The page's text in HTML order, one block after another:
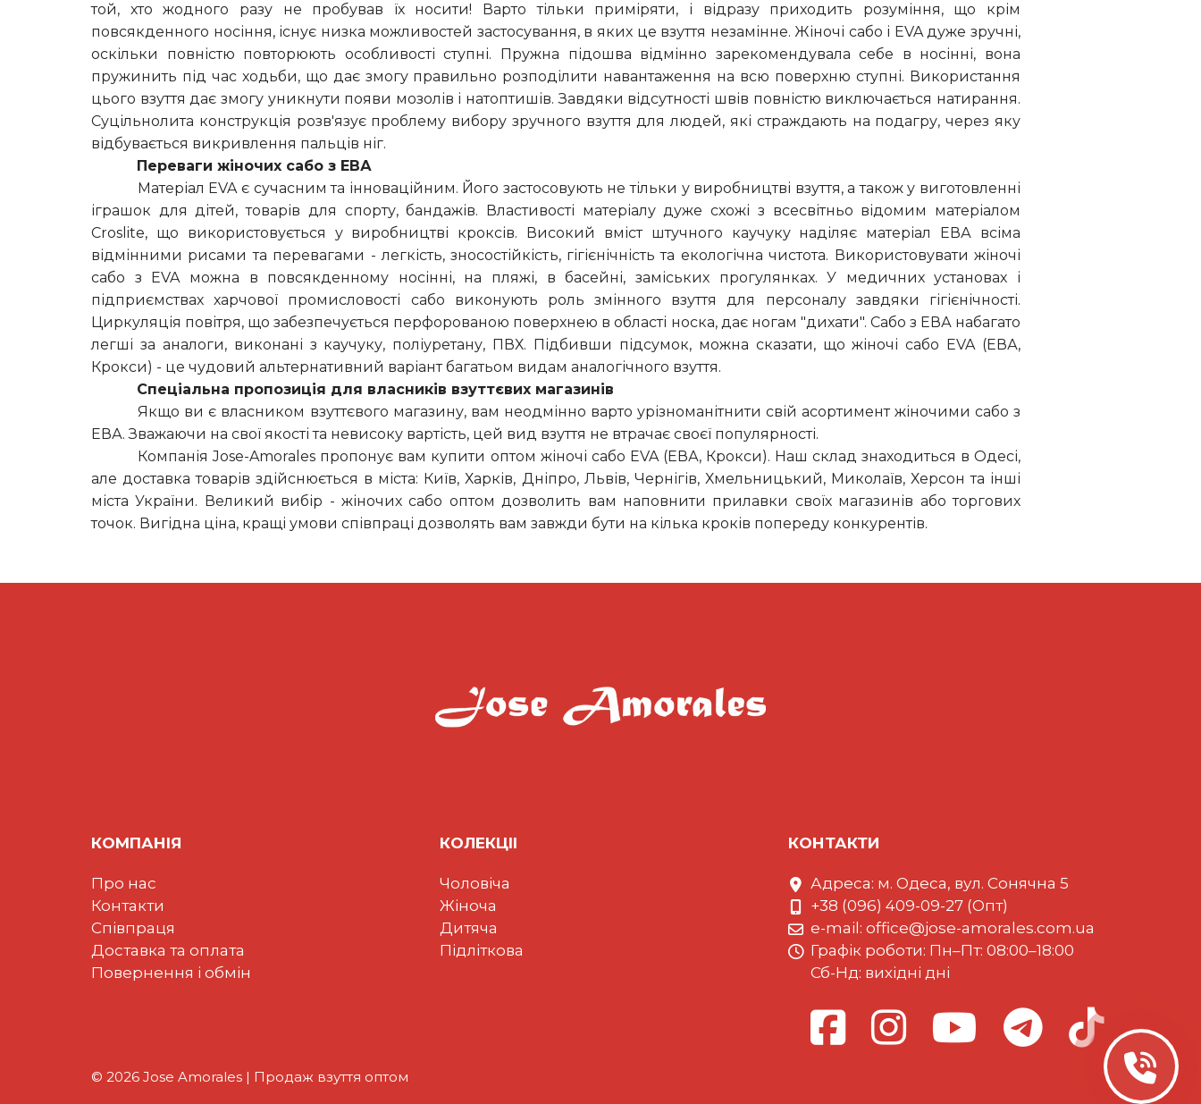
той, хто жодного разу не пробував їх носити! Варто тільки приміряти, і відразу приходить розуміння, що крім
повсякденного носіння, існує низка можливостей застосування, в яких це взуття незамінне. Жіночі сабо і EVA дуже зручні,
оскільки повністю повторюють особливості ступні. Пружна підошва відмінно зарекомендувала себе в носінні, вона
пружинить під час ходьби, що дає змогу правильно розподілити навантаження на всю поверхню ступні. Використання
цього взуття дає змогу уникнути появи мозолів і натоптишів. Завдяки відсутності швів повністю виключається натирання.
Суцільнолита конструкція розв'язує проблему вибору зручного взуття для людей, які страждають на подагру, через яку
відбувається викривлення пальців ніг.
Переваги жіночих сабо з ЕВА
Матеріал EVA є сучасним та інноваційним. Його застосовують не тільки у виробництві взуття, а також у виготовленні
іграшок для дітей, товарів для спорту, бандажів. Властивості матеріалу дуже схожі з всесвітньо відомим матеріалом
Croslite, що використовується у виробництві кроксів. Високий вміст штучного каучуку наділяє матеріал ЕВА всіма
відмінними рисами та перевагами - легкість, зносостійкість, гігієнічність та екологічна чистота. Використовувати жіночі
сабо з EVA можна в повсякденному носінні, на пляжі, в басейні, заміських прогулянках. У медичних установах і
підприємствах харчової промисловості сабо виконують роль змінного взуття для персоналу завдяки гігієнічності.
Циркуляція повітря, що забезпечується перфорованою поверхнею в області носка, дає ногам "дихати". Сабо з ЕВА набагато
легші за аналоги, виконані з каучуку, поліуретану, ПВХ. Підбивши підсумок, можна сказати, що жіночі сабо EVA (ЕВА,
Крокси) - це чудовий альтернативний варіант багатьом видам аналогічного взуття.
Спеціальна пропозиція для власників взуттєвих магазинів
Якщо ви є власником взуттєвого магазину, вам неодмінно варто урізноманітнити свій асортимент жіночими сабо з
ЕВА. Зважаючи на свої якості та невисоку вартість, цей вид взуття не втрачає своєї популярності.
Компанія Jose-Amorales пропонує вам купити оптом жіночі сабо EVA (ЕВА, Крокси). Наш склад знаходиться в Одесі,
але доставка товарів здійснюється в міста: Київ, Харків, Дніпро, Львів, Чернігів, Хмельницький, Миколаїв, Херсон та інші
міста України. Великий вибір - жіночих сабо оптом дозволить вам наповнити прилавки своїх магазинів або торгових
точок. Вигідна ціна, кращі умови співпраці дозволять вам завжди бути на кілька кроків попереду конкурентів.
КОМПАНІЯ
Про нас
Контакти
Співпраця
Доставка та оплата
Повернення і обмін
КОЛЕКЦII
Чоловіча
Жіноча
Дитяча
Підліткова
КОНТАКТИ
Адреса: м. Одеса, вул. Сонячна 5
+38 (096) 409-09-27 (Опт)
e-mail: office@jose-amorales.com.ua
Графiк роботи: Пн–Пт: 08:00–18:00
Сб-Нд: вихідні дні
© 2026 Jose Amorales | Продаж взуття оптом